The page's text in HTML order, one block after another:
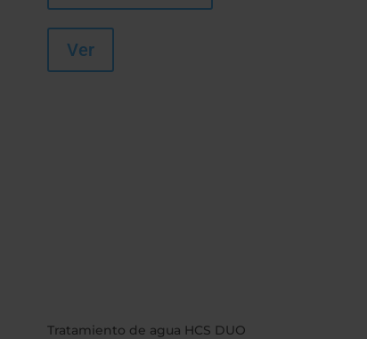
Ver
Tratamiento de agua HCS DUO